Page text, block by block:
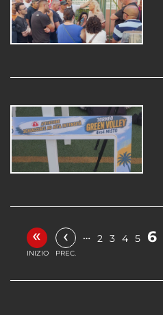
«
INIZIO
‹
PREC.
… 2 3 4 5 6